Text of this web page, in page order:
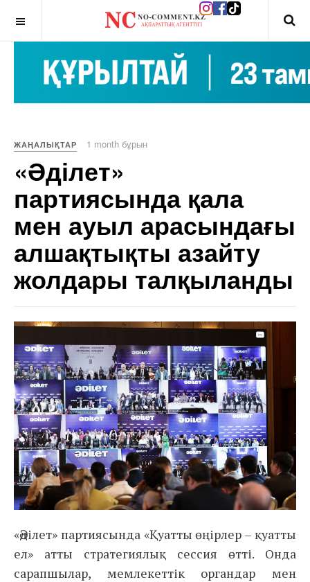
ЖАҢАЛЫҚТАР 1 month бұрын
«Әділет»
партиясында қала
мен ауыл арасындағы
алшақтықты азайту
жолдары талқыланды
«Әділет» партиясында «Қуатты өңірлер – қуатты
ел» атты стратегиялық сессия өтті. Онда
сарапшылар, мемлекеттік органдар мен